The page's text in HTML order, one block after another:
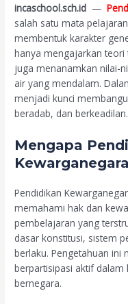
incaschool.sch.id —
salah satu mata
membentuk karakter
hanya mengajarkan
juga menanamkan nilai-
air yang mendalam.
menjadi kunci
beradab, dan berkeadilan.
Mengapa
Pendidikan
memahami hak dan
pembelajaran yang
dasar konstitusi, sistem
berlaku. Pengetahuan ini
berpartisipasi aktif
bernegara.